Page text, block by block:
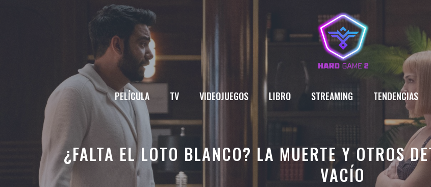
PELÍCULA TV VIDEOJUEGOS LIBRO STREAMING TENDENCIAS
¿FALTA EL LOTO BLANCO? LA MUERTE Y OTROS
VACÍO